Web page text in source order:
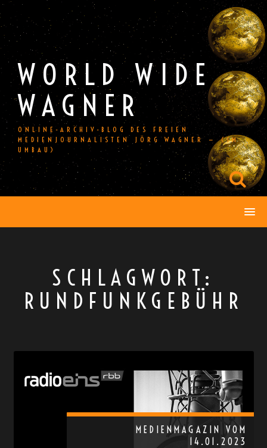
Skip
to
content
WORLD WIDE
WAGNER
ONLINE-ARCHIV-BLOG DES FREIEN
MEDIENJOURNALISTEN JÖRG WAGNER — (IM
UMBAU)
SCHLAGWORT:
RUNDFUNKGEBÜHR
MEDIENMAGAZIN VOM
14.01.2023